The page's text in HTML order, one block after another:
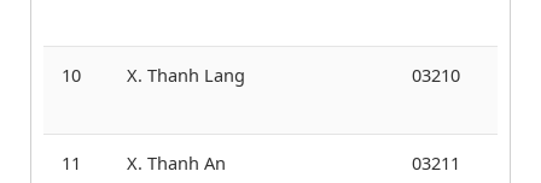
10 X. Thanh Lang 03210
11 X. Thanh An 03211